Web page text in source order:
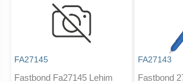
FA27145
Fastbond Fa27145 Lehim
FA27143
Fastbond